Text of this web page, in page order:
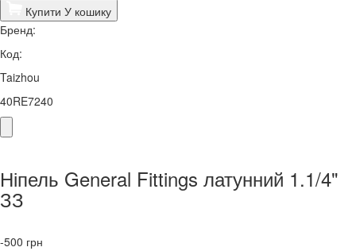
Купити У кошику
Бренд:
Код:
Taizhou
40RE7240
Ніпель General Fittings латунний 1.1/4"
ЗЗ
-500 грн